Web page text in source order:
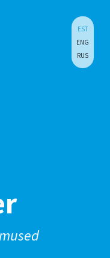
EST
ENG
RUS